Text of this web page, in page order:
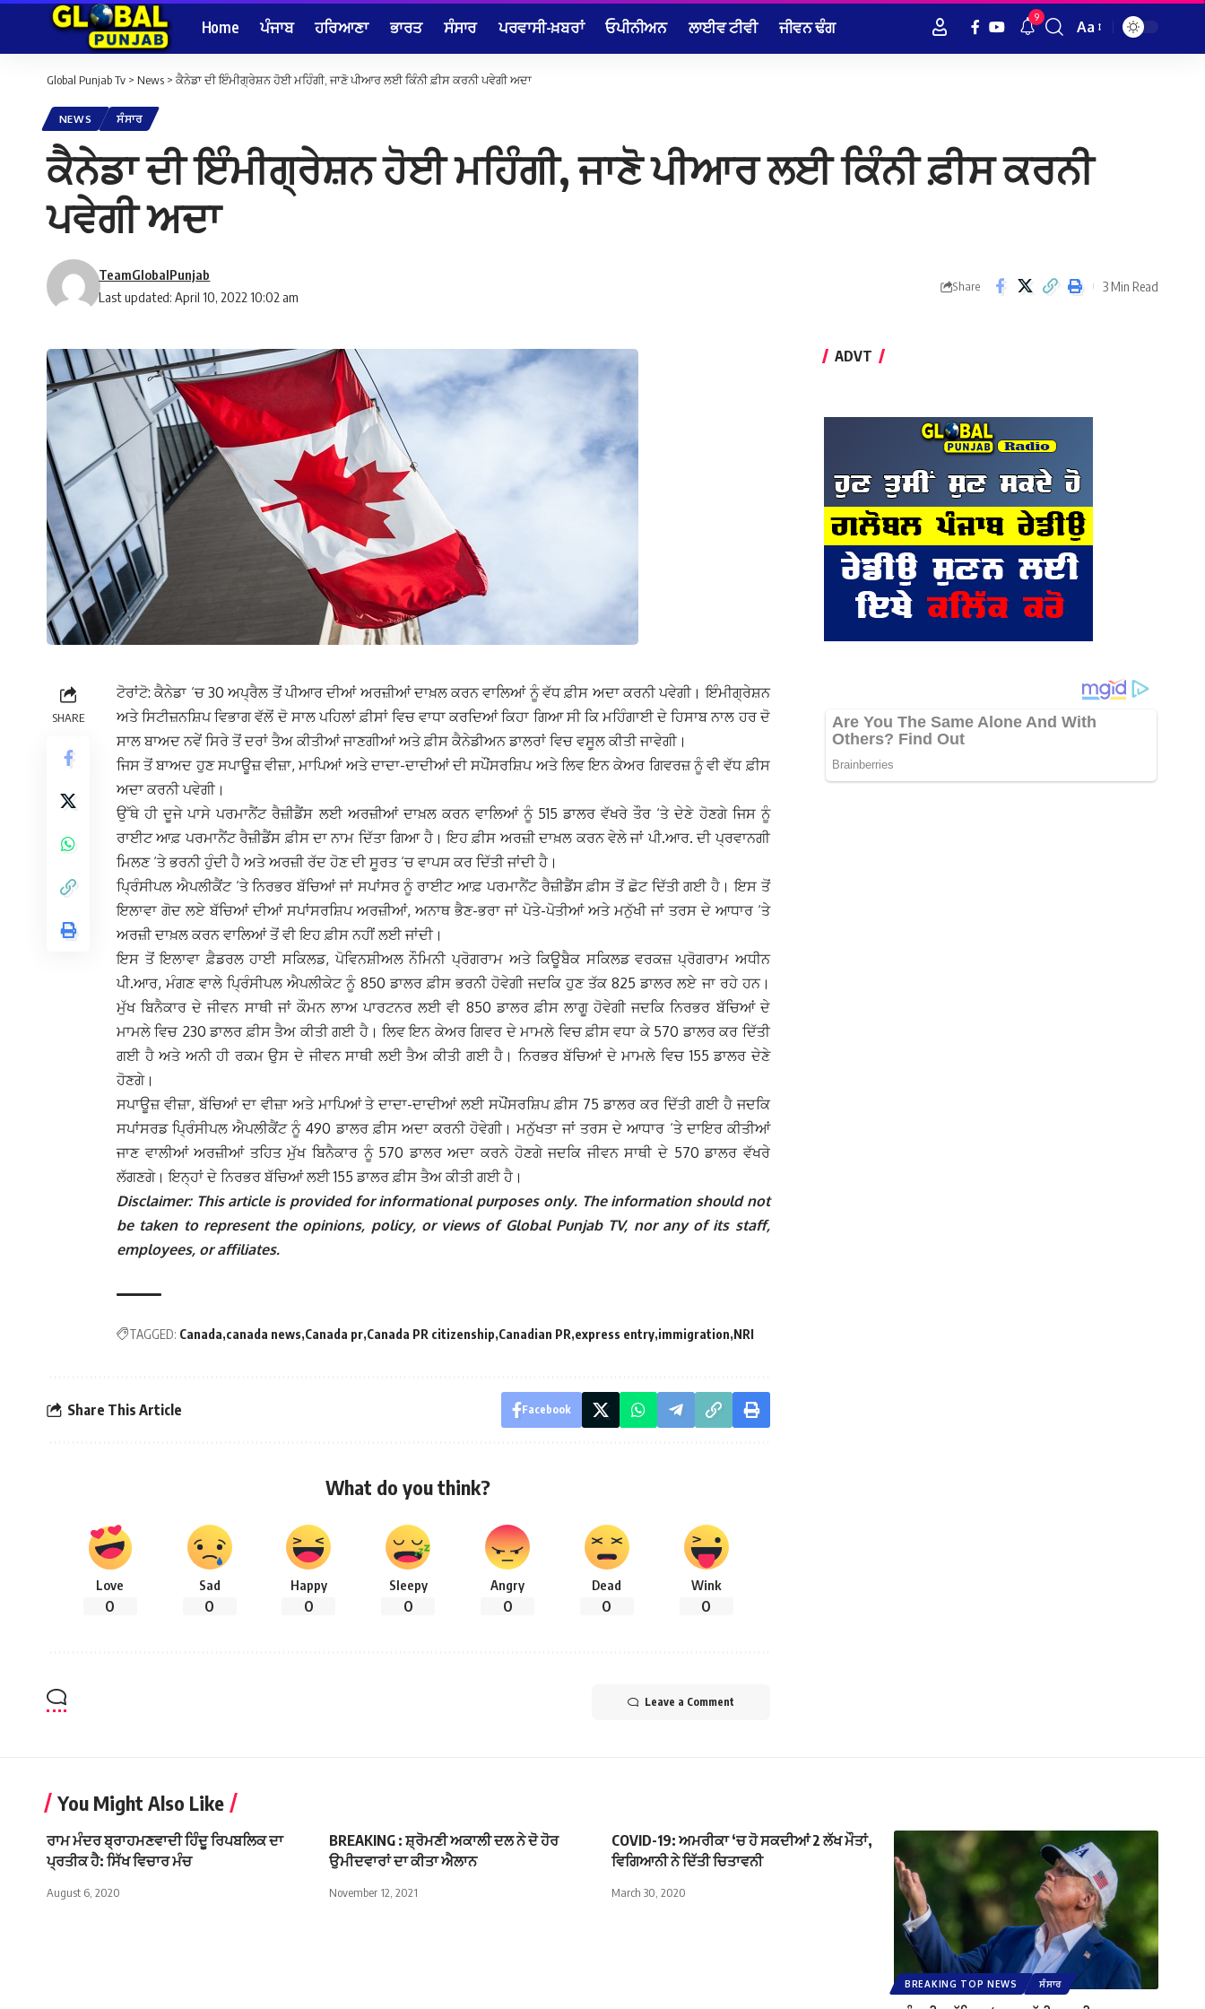
Home ਪੰਜਾਬ ਹਰਿਆਣਾ ਭਾਰਤ ਸੰਸਾਰ ਪਰਵਾਸੀ-ਖ਼ਬਰਾਂ ਓਪੀਨੀਅਨ ਲਾਈਵ ਟੀਵੀ ਜੀਵਨ ਢੰਗ 9
Font
Aa
Global Punjab Tv > News > ਕੈਨੇਡਾ ਦੀ ਇੰਮੀਗ੍ਰੇਸ਼ਨ ਹੋਈ ਮਹਿੰਗੀ, ਜਾਣੋ ਪੀਆਰ ਲਈ ਕਿੰਨੀ ਫ਼ੀਸ ਕਰਨੀ ਪਵੇਗੀ ਅਦਾ
NEWS ਸੰਸਾਰ
ਕੈਨੇਡਾ ਦੀ ਇੰਮੀਗ੍ਰੇਸ਼ਨ ਹੋਈ ਮਹਿੰਗੀ, ਜਾਣੋ ਪੀਆਰ ਲਈ ਕਿੰਨੀ ਫ਼ੀਸ ਕਰਨੀ
ਪਵੇਗੀ ਅਦਾ
Last updated: April 10, 2022 10:02 am
TeamGlobalPunjab
Share 3 Min Read
SHARE
ਟੋਰਾਂਟੋ: ਕੈਨੇਡਾ ‘ਚ 30 ਅਪ੍ਰੈਲ ਤੋਂ ਪੀਆਰ ਦੀਆਂ ਅਰਜ਼ੀਆਂ ਦਾਖ਼ਲ ਕਰਨ ਵਾਲਿਆਂ ਨੂੰ ਵੱਧ ਫ਼ੀਸ ਅਦਾ ਕਰਨੀ ਪਵੇਗੀ। ਇੰਮੀਗ੍ਰੇਸ਼ਨ
ਅਤੇ ਸਿਟੀਜ਼ਨਸ਼ਿਪ ਵਿਭਾਗ ਵੱਲੋਂ ਦੋ ਸਾਲ ਪਹਿਲਾਂ ਫ਼ੀਸਾਂ ਵਿਚ ਵਾਧਾ ਕਰਦਿਆਂ ਕਿਹਾ ਗਿਆ ਸੀ ਕਿ ਮਹਿੰਗਾਈ ਦੇ ਹਿਸਾਬ ਨਾਲ ਹਰ ਦੋ
ਸਾਲ ਬਾਅਦ ਨਵੇਂ ਸਿਰੇ ਤੋਂ ਦਰਾਂ ਤੈਅ ਕੀਤੀਆਂ ਜਾਣਗੀਆਂ ਅਤੇ ਫ਼ੀਸ ਕੈਨੇਡੀਅਨ ਡਾਲਰਾਂ ਵਿਚ ਵਸੂਲ ਕੀਤੀ ਜਾਵੇਗੀ।
ਜਿਸ ਤੋਂ ਬਾਅਦ ਹੁਣ ਸਪਾਊਜ਼ ਵੀਜ਼ਾ, ਮਾਪਿਆਂ ਅਤੇ ਦਾਦਾ-ਦਾਦੀਆਂ ਦੀ ਸਪੌਂਸਰਸ਼ਿਪ ਅਤੇ ਲਿਵ ਇਨ ਕੇਅਰ ਗਿਵਰਜ਼ ਨੂੰ ਵੀ ਵੱਧ ਫ਼ੀਸ
ਅਦਾ ਕਰਨੀ ਪਵੇਗੀ।
ਉੱਥੇ ਹੀ ਦੂਜੇ ਪਾਸੇ ਪਰਮਾਨੈਂਟ ਰੈਜ਼ੀਡੈਂਸ ਲਈ ਅਰਜ਼ੀਆਂ ਦਾਖ਼ਲ ਕਰਨ ਵਾਲਿਆਂ ਨੂੰ 515 ਡਾਲਰ ਵੱਖਰੇ ਤੌਰ ‘ਤੇ ਦੇਣੇ ਹੋਣਗੇ ਜਿਸ ਨੂੰ
ਰਾਈਟ ਆਫ਼ ਪਰਮਾਨੈਂਟ ਰੈਜ਼ੀਡੈਂਸ ਫ਼ੀਸ ਦਾ ਨਾਮ ਦਿੱਤਾ ਗਿਆ ਹੈ। ਇਹ ਫ਼ੀਸ ਅਰਜ਼ੀ ਦਾਖ਼ਲ ਕਰਨ ਵੇਲੇ ਜਾਂ ਪੀ.ਆਰ. ਦੀ ਪ੍ਰਵਾਨਗੀ
ਮਿਲਣ ‘ਤੇ ਭਰਨੀ ਹੁੰਦੀ ਹੈ ਅਤੇ ਅਰਜ਼ੀ ਰੱਦ ਹੋਣ ਦੀ ਸੂਰਤ ‘ਚ ਵਾਪਸ ਕਰ ਦਿੱਤੀ ਜਾਂਦੀ ਹੈ।
ਪ੍ਰਿੰਸੀਪਲ ਐਪਲੀਕੈਂਟ ‘ਤੇ ਨਿਰਭਰ ਬੱਚਿਆਂ ਜਾਂ ਸਪਾਂਸਰ ਨੂੰ ਰਾਈਟ ਆਫ਼ ਪਰਮਾਨੈਂਟ ਰੈਜ਼ੀਡੈਂਸ ਫ਼ੀਸ ਤੋਂ ਛੋਟ ਦਿੱਤੀ ਗਈ ਹੈ। ਇਸ ਤੋਂ
ਇਲਾਵਾ ਗੋਦ ਲਏ ਬੱਚਿਆਂ ਦੀਆਂ ਸਪਾਂਸਰਸ਼ਿਪ ਅਰਜ਼ੀਆਂ, ਅਨਾਥ ਭੈਣ-ਭਰਾ ਜਾਂ ਪੋਤੇ-ਪੋਤੀਆਂ ਅਤੇ ਮਨੁੱਖੀ ਜਾਂ ਤਰਸ ਦੇ ਆਧਾਰ ‘ਤੇ
ਅਰਜ਼ੀ ਦਾਖ਼ਲ ਕਰਨ ਵਾਲਿਆਂ ਤੋਂ ਵੀ ਇਹ ਫ਼ੀਸ ਨਹੀਂ ਲਈ ਜਾਂਦੀ।
ਇਸ ਤੋਂ ਇਲਾਵਾ ਫ਼ੈਡਰਲ ਹਾਈ ਸਕਿਲਡ, ਪੋਵਿਨਸ਼ੀਅਲ ਨੌਮਿਨੀ ਪ੍ਰੋਗਰਾਮ ਅਤੇ ਕਿਊਬੈਕ ਸਕਿਲਡ ਵਰਕਜ਼ ਪ੍ਰੋਗਰਾਮ ਅਧੀਨ
ਪੀ.ਆਰ, ਮੰਗਣ ਵਾਲੇ ਪ੍ਰਿੰਸੀਪਲ ਐਪਲੀਕੇਟ ਨੂੰ 850 ਡਾਲਰ ਫ਼ੀਸ ਭਰਨੀ ਹੋਵੇਗੀ ਜਦਕਿ ਹੁਣ ਤੱਕ 825 ਡਾਲਰ ਲਏ ਜਾ ਰਹੇ ਹਨ।
ਮੁੱਖ ਬਿਨੈਕਾਰ ਦੇ ਜੀਵਨ ਸਾਥੀ ਜਾਂ ਕੌਮਨ ਲਾਅ ਪਾਰਟਨਰ ਲਈ ਵੀ 850 ਡਾਲਰ ਫ਼ੀਸ ਲਾਗੂ ਹੋਵੇਗੀ ਜਦਕਿ ਨਿਰਭਰ ਬੱਚਿਆਂ ਦੇ
ਮਾਮਲੇ ਵਿਚ 230 ਡਾਲਰ ਫ਼ੀਸ ਤੈਅ ਕੀਤੀ ਗਈ ਹੈ। ਲਿਵ ਇਨ ਕੇਅਰ ਗਿਵਰ ਦੇ ਮਾਮਲੇ ਵਿਚ ਫ਼ੀਸ ਵਧਾ ਕੇ 570 ਡਾਲਰ ਕਰ ਦਿੱਤੀ
ਗਈ ਹੈ ਅਤੇ ਅਨੀ ਹੀ ਰਕਮ ਉਸ ਦੇ ਜੀਵਨ ਸਾਥੀ ਲਈ ਤੈਅ ਕੀਤੀ ਗਈ ਹੈ। ਨਿਰਭਰ ਬੱਚਿਆਂ ਦੇ ਮਾਮਲੇ ਵਿਚ 155 ਡਾਲਰ ਦੇਣੇ
ਹੋਣਗੇ।
ਸਪਾਊਜ਼ ਵੀਜ਼ਾ, ਬੱਚਿਆਂ ਦਾ ਵੀਜ਼ਾ ਅਤੇ ਮਾਪਿਆਂ ਤੇ ਦਾਦਾ-ਦਾਦੀਆਂ ਲਈ ਸਪੌਂਸਰਸ਼ਿਪ ਫ਼ੀਸ 75 ਡਾਲਰ ਕਰ ਦਿੱਤੀ ਗਈ ਹੈ ਜਦਕਿ
ਸਪਾਂਸਰਡ ਪ੍ਰਿੰਸੀਪਲ ਐਪਲੀਕੈਂਟ ਨੂੰ 490 ਡਾਲਰ ਫ਼ੀਸ ਅਦਾ ਕਰਨੀ ਹੋਵੇਗੀ। ਮਨੁੱਖਤਾ ਜਾਂ ਤਰਸ ਦੇ ਆਧਾਰ ‘ਤੇ ਦਾਇਰ ਕੀਤੀਆਂ
ਜਾਣ ਵਾਲੀਆਂ ਅਰਜ਼ੀਆਂ ਤਹਿਤ ਮੁੱਖ ਬਿਨੈਕਾਰ ਨੂੰ 570 ਡਾਲਰ ਅਦਾ ਕਰਨੇ ਹੋਣਗੇ ਜਦਕਿ ਜੀਵਨ ਸਾਥੀ ਦੇ 570 ਡਾਲਰ ਵੱਖਰੇ
ਲੱਗਣਗੇ। ਇਨ੍ਹਾਂ ਦੇ ਨਿਰਭਰ ਬੱਚਿਆਂ ਲਈ 155 ਡਾਲਰ ਫ਼ੀਸ ਤੈਅ ਕੀਤੀ ਗਈ ਹੈ।
Disclaimer: This article is provided for informational purposes only. The information should not
be taken to represent the opinions, policy, or views of Global Punjab TV, nor any of its staff,
employees, or affiliates.
TAGGED: Canada canada news Canada pr Canada PR citizenship Canadian PR express entry immigration NRI
Share This Article Facebook
What do you think?
Love
0
Sad
0
Happy
0
Sleepy
0
Angry
0
Dead
0
Wink
0
Leave a Comment
ADVT
You Might Also Like
ਰਾਮ ਮੰਦਰ ਬ੍ਰਾਹਮਣਵਾਦੀ ਹਿੰਦੂ ਰਿਪਬਲਿਕ ਦਾ
ਪ੍ਰਤੀਕ ਹੈ: ਸਿੱਖ ਵਿਚਾਰ ਮੰਚ
August 6, 2020
BREAKING : ਸ਼੍ਰੋਮਣੀ ਅਕਾਲੀ ਦਲ ਨੇ ਦੋ ਹੋਰ
ਉਮੀਦਵਾਰਾਂ ਦਾ ਕੀਤਾ ਐਲਾਨ
November 12, 2021
COVID-19: ਅਮਰੀਕਾ ‘ਚ ਹੋ ਸਕਦੀਆਂ 2 ਲੱਖ ਮੌਤਾਂ,
ਵਿਗਿਆਨੀ ਨੇ ਦਿੱਤੀ ਚਿਤਾਵਨੀ
March 30, 2020
BREAKING TOP NEWS ਸੰਸਾਰ